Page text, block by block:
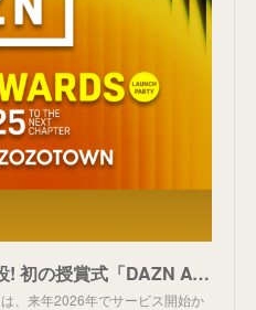
『DAZN AWARDS』新設! 初の授賞式「DAZN AWARDS 2025 LAUNCH PARTY」12月29日DAZNで独占配信! | FANY Magazine
、来年2026年でサービス開始か